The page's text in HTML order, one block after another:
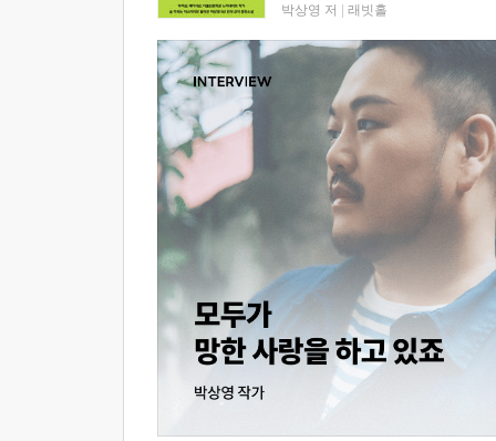
박상영 저 래빗홀